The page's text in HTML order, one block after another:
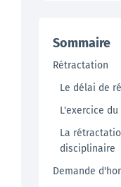
Sommaire
Rétractation
Le délai de
L'exercice
La
disciplinaire
Demande